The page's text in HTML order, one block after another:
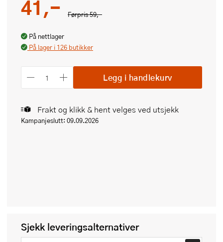
Førpris59,-
41,-
På nettlager
På lager i 126 butikker
Legg i handlekurv
Frakt og klikk & hent velges ved utsjekk
Kampanjeslutt: 09.09.2026
Sjekk leveringsalternativer